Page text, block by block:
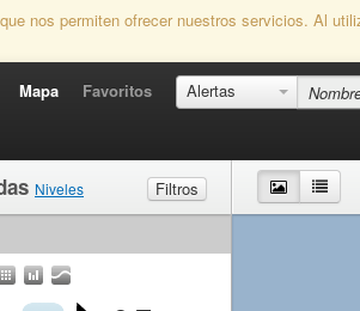
nos permiten ofrecer nuestros servicios. Al
Mapa Favoritos Alertas
Niveles
Filtros
Mapa